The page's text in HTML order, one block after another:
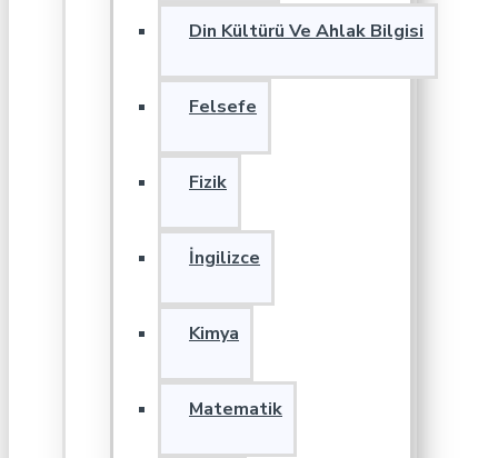
Din Kültürü Ve Ahlak Bilgisi
Felsefe
Fizik
İngilizce
Kimya
Matematik